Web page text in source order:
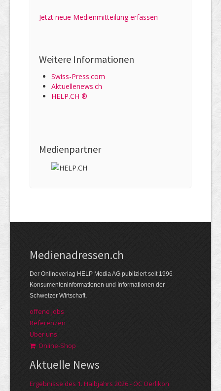
Jetzt neue Medienmitteilung erfassen
Weitere Informationen
Swiss-Press.com
Aktuellenews.ch
HELP.CH ®
Medienpartner
Medienadressen.ch
Der Onlineverlag HELP Media AG publiziert seit 1996
Konsumenteninformationen und Informationen der
Schweizer Wirtschaft.
offene Jobs
Referenzen
Über uns
Online-Shop
Aktuelle News
Ergebnisse des 1. Halbjahrs 2026 - OC Oerlikon